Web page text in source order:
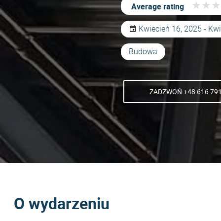
Average rating ★ ★ ★
★ ★ ★
Kwiecień 16, 2025 -
Budowa
ZADZWOŃ +48 616
O wydarzeniu